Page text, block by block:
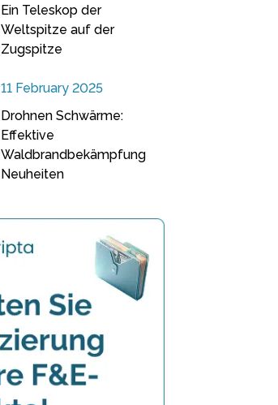
Ein Teleskop der
Weltspitze auf der
Zugspitze
11 February 2025
Drohnen Schwärme:
Effektive
Waldbrandbekämpfung
Neuheiten